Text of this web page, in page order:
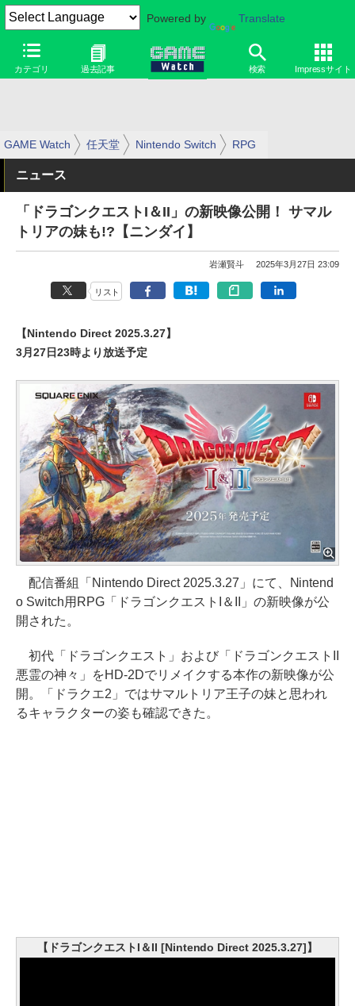
Powered by Translate
カテゴリ 過去記事 検索 Impressサイト
GAME Watch 任天堂 Nintendo Switch RPG
ニュース
「ドラゴンクエストI＆II」の新映像公開！ サマル
トリアの妹も!?【ニンダイ】
岩瀬賢斗 2025年3月27日 23:09
リスト
【Nintendo Direct 2025.3.27】
3月27日23時より放送予定
配信番組「Nintendo Direct 2025.3.27」にて、Nintend
o Switch用RPG「ドラゴンクエストI＆II」の新映像が公
開された。
初代「ドラゴンクエスト」および「ドラゴンクエストII
悪霊の神々」をHD-2Dでリメイクする本作の新映像が公
開。「ドラクエ2」ではサマルトリア王子の妹と思われ
るキャラクターの姿も確認できた。
【ドラゴンクエストI＆II [Nintendo Direct 2025.3.27]】